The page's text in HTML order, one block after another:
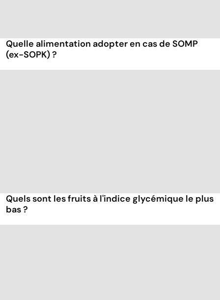
Quelle alimentation adopter en cas de SOMP
(ex-SOPK) ?
Quels sont les fruits à l'indice glycémique le plus
bas ?